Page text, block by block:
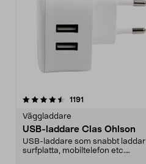
1191
Väggladdare
USB-laddare Clas Ohlson
USB-laddare som snabbt laddar
surfplatta, mobiltelefon etc.